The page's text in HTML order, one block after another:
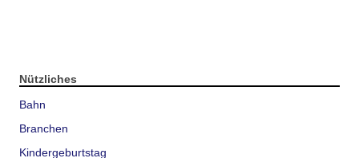
Nützliches
Bahn
Branchen
Kindergeburtstag